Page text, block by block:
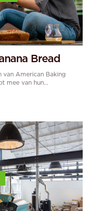
Bread
van American Baking
mee van hun...